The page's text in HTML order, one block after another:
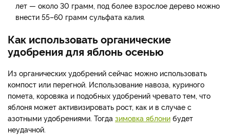
лет — около 30 грамм, под более взрослое дерево можно
внести 55–60 грамм сульфата калия.
Как использовать органические
удобрения для яблонь осенью
Из органических удобрений сейчас можно использовать
компост или перегной. Использование навоза, куриного
помета, коровяка и подобных удобрений чревато тем, что
яблоня может активизировать рост, как и в случае с
азотными удобрениями. Тогда зимовка яблони будет
неудачной.